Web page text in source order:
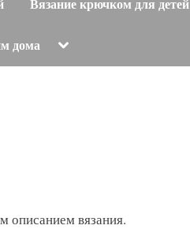
Вязание крючком для детей
дома Toggle
menu
описанием вязания.